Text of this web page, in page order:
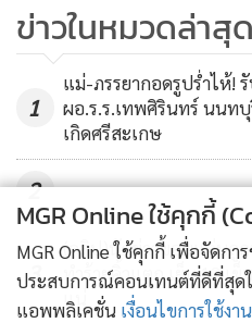
278
มข.พั
วิดแ
รองรั
เพื่อ
ข่าวในหมวดล่าสุด
1
แม่-ภรรยากอดรูปร่ำไห้!
ผอ.ร.ร.เทพศิรินทร์ นนทบุ
เกิดศรีสะเกษ
2
3
(คลิป)นักข่าวขอนแก่นถู
ทำร้ายคิ้วแตก เย็บ 12 เ
แน่
MGR Online ใช้คุกกี้
MGR Online ใช้คุกกี้ เพื่อจัดก
ประสบการณ์คอนเทนต์ที่ดีที่สุด
แอพพลิเคชั่น เงื่อนไขการใช้งา